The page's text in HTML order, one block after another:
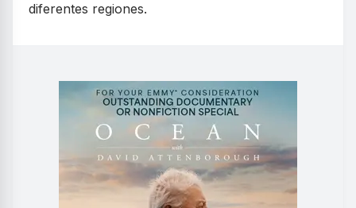
diferentes regiones.